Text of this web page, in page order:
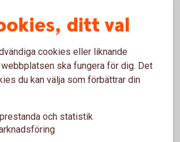
exempel optioner, certifikat,
Se vad som passar dig och
ditt val
cookies eller liknande
ska fungera för dig. Det
du kan välja som förbättrar din
och statistik